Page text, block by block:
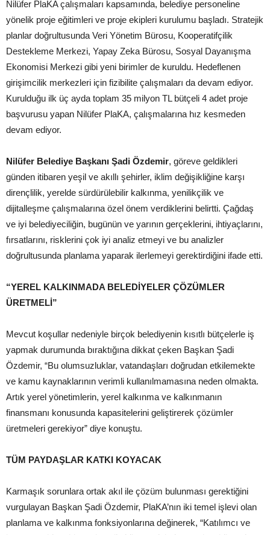
Nilüfer PlaKA çalışmaları kapsamında, belediye personeline
yönelik proje eğitimleri ve proje ekipleri kurulumu başladı. Stratejik
planlar doğrultusunda Veri Yönetim Bürosu, Kooperatifçilik
Destekleme Merkezi, Yapay Zeka Bürosu, Sosyal Dayanışma
Ekonomisi Merkezi gibi yeni birimler de kuruldu. Hedeflenen
girişimcilik merkezleri için fizibilite çalışmaları da devam ediyor.
Kurulduğu ilk üç ayda toplam 35 milyon TL bütçeli 4 adet proje
başvurusu yapan Nilüfer PlaKA, çalışmalarına hız kesmeden
devam ediyor.
Nilüfer Belediye Başkanı Şadi Özdemir, göreve geldikleri
günden itibaren yeşil ve akıllı şehirler, iklim değişikliğine karşı
dirençlilik, yerelde sürdürülebilir kalkınma, yenilikçilik ve
dijitalleşme çalışmalarına özel önem verdiklerini belirtti. Çağdaş
ve iyi belediyeciliğin, bugünün ve yarının gerçeklerini, ihtiyaçlarını,
fırsatlarını, risklerini çok iyi analiz etmeyi ve bu analizler
doğrultusunda planlama yaparak ilerlemeyi gerektirdiğini ifade etti.
“YEREL KALKINMADA BELEDİYELER ÇÖZÜMLER
ÜRETMELİ”
Mevcut koşullar nedeniyle birçok belediyenin kısıtlı bütçelerle iş
yapmak durumunda bıraktığına dikkat çeken Başkan Şadi
Özdemir, “Bu olumsuzluklar, vatandaşları doğrudan etkilemekte
ve kamu kaynaklarının verimli kullanılmamasına neden olmakta.
Artık yerel yönetimlerin, yerel kalkınma ve kalkınmanın
finansmanı konusunda kapasitelerini geliştirerek çözümler
üretmeleri gerekiyor” diye konuştu.
TÜM PAYDAŞLAR KATKI KOYACAK
Karmaşık sorunlara ortak akıl ile çözüm bulunması gerektiğini
vurgulayan Başkan Şadi Özdemir, PlaKA’nın iki temel işlevi olan
planlama ve kalkınma fonksiyonlarına değinerek, “Katılımcı ve